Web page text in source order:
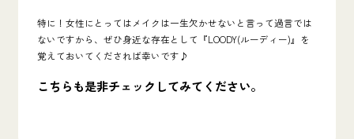
特に！女性にとってはメイクは一生欠かせないと言って過言では
ないですから、ぜひ身近な存在として『LOODY(ルーディー)』を
覚えておいてくだされば幸いです♪
こちらも是非チェックしてみてください。